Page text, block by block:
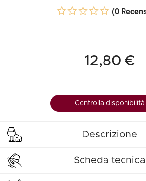
(0
12,80 €
Controlla disponibilità
Descrizione
Scheda tecnica